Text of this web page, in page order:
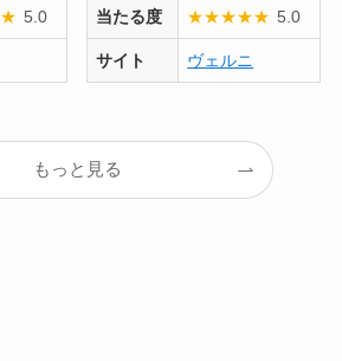
★ 5.0 当たる度 ★★★★★ 5.0
サイト ヴェルニ
もっと見る